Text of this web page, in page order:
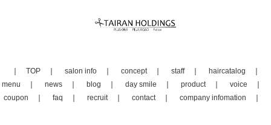
TOP salon info concept staff
haircatalog
menu
news blog day smile product
voice
coupon
faq recruit contact company infomation